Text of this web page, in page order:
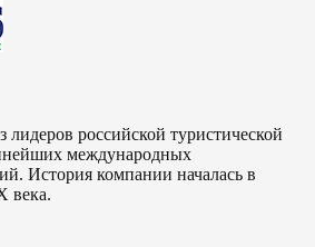
лидеров российской туристической
международных
История компании началась в
века.